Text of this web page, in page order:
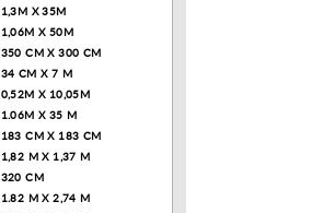
1,3M X 35M
1,06M X 50M
350 CM X 300 CM
34 CM X 7 M
0,52М Х 10,05М
1.06M X 35 M
183 СМ Х 183 СМ
1,82 М Х 1,37 М
320 CM
1.82 М Х 2,74 М